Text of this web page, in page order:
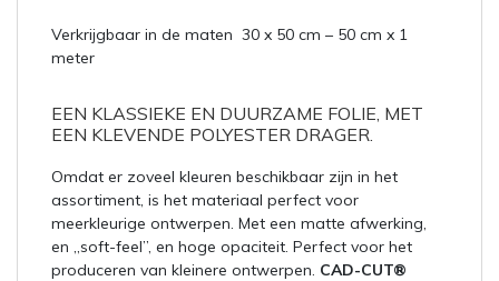
Verkrijgbaar in de maten 30 x 50 cm – 50 cm x 1
meter
EEN KLASSIEKE EN DUURZAME FOLIE, MET
EEN KLEVENDE POLYESTER DRAGER.
Omdat er zoveel kleuren beschikbaar zijn in het
assortiment, is het materiaal perfect voor
meerkleurige ontwerpen. Met een matte afwerking,
en „soft-feel”, en hoge opaciteit. Perfect voor het
produceren van kleinere ontwerpen. CAD-CUT®